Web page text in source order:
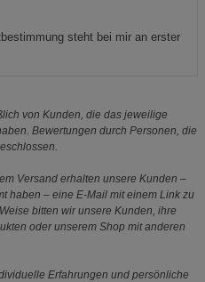
steht bei mir an erster
von Kunden, die das jeweilige
Bewertungen durch Personen, die
Versand erhalten unsere Kunden –
haben – eine E-Mail mit einem Link zu
bitten wir unsere Kunden, ihre
oder unserem Shop mit anderen
Erfahrungen und persönliche